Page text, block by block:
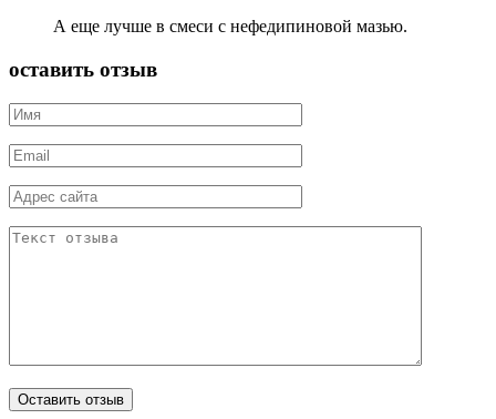
А еще лучше в смеси с нефедипиновой мазью.
оставить отзыв